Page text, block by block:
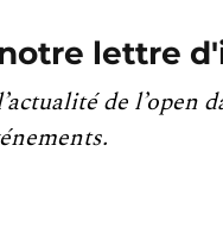
lettre
de l’open